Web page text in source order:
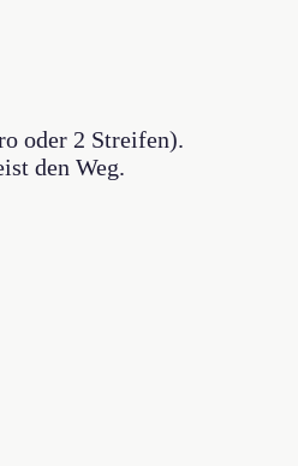
oder 2 Streifen).
den Weg.